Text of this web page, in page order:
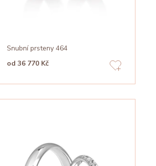
Snubní prsteny 464
od 36 770 Kč